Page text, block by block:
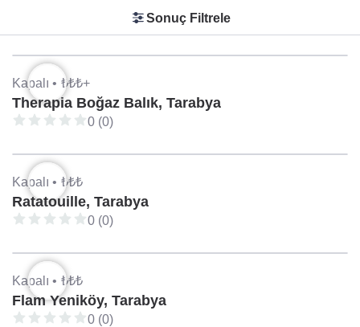
Sonuç Filtrele
Kapalı • ₺₺₺+
Therapia Boğaz Balık, Tarabya
0 (0)
Kapalı • ₺₺₺
Ratatouille, Tarabya
0 (0)
Kapalı • ₺₺₺
Flam Yeniköy, Tarabya
0 (0)